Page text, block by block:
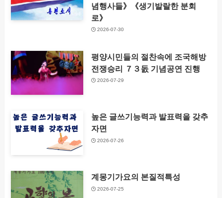
념행사들》《생기발랄한 분회
로》
2026-07-30
평양시민들의 절찬속에 조국해방
전쟁승리 ７３돐 기념공연 진행
2026-07-29
높은 글쓰기능력과 발표력을 갖추
자면
2026-07-26
계몽기가요의 본질적특성
2026-07-25